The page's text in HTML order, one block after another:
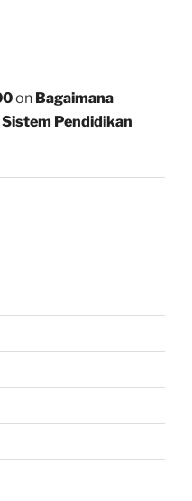
on Bagaimana
Pendidikan